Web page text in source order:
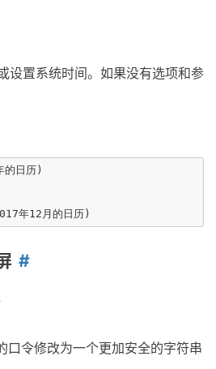
设置系统时间。如果没有选项和参
日历)
口令修改为一个更加安全的字符串